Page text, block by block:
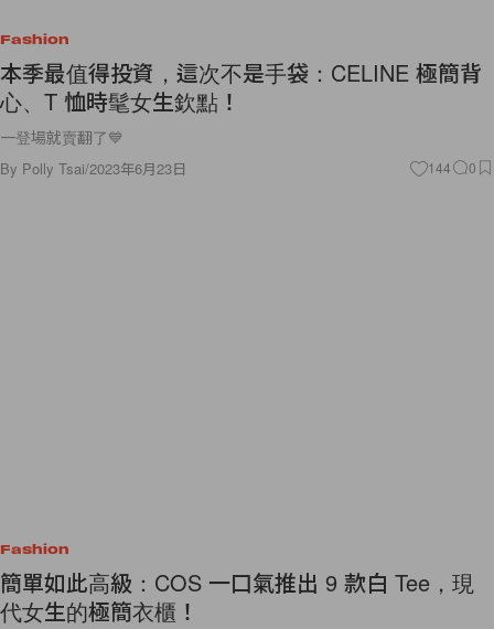
Fashion
本季最值得投資，這次不是手袋：CELINE 極簡背
心、T 恤時髦女生欽點！
一登場就賣翻了💙
By Polly Tsai/2023年6月23日 144 0
Fashion
簡單如此高級：COS 一口氣推出 9 款白 Tee，現
代女生的極簡衣櫃！